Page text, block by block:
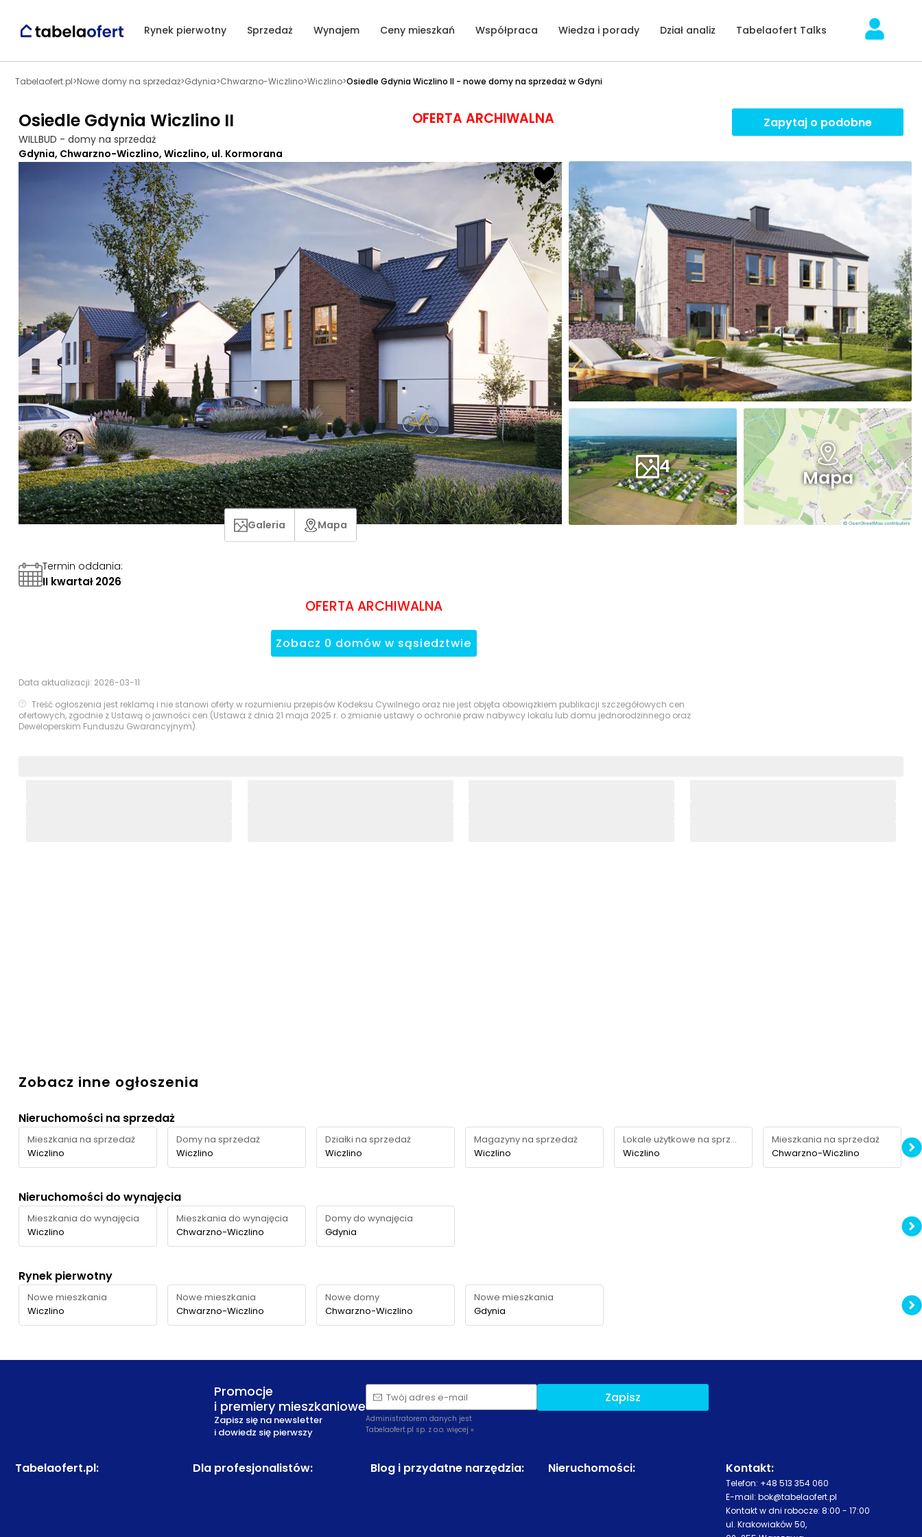
Rynek pierwotny Sprzedaż Wynajem Ceny mieszkań Współpraca Wiedza i porady Dział analiz Tabelaofert Talks
Tabelaofert.pl>Nowe domy na sprzedaż>Gdynia>Chwarzno-Wiczlino>Wiczlino>Osiedle Gdynia Wiczlino II - nowe domy na sprzedaż w Gdyni
Osiedle Gdynia Wiczlino II
WILLBUD - domy na sprzedaż
OFERTA ARCHIWALNA Zapytaj o podobne
Gdynia, Chwarzno-Wiczlino, Wiczlino, ul. Kormorana
4 Mapa
Galeria Mapa
Termin oddania:
II kwartał 2026
OFERTA ARCHIWALNA
Zobacz 0 domów w sąsiedztwie
Data aktualizacji: 2026-03-11
Treść ogłoszenia jest reklamą i nie stanowi oferty w rozumieniu przepisów Kodeksu Cywilnego oraz nie jest objęta obowiązkiem publikacji szczegółowych cen
ofertowych, zgodnie z Ustawą o jawności cen (Ustawa z dnia 21 maja 2025 r. o zmianie ustawy o ochronie praw nabywcy lokalu lub domu jednorodzinnego oraz
Deweloperskim Funduszu Gwarancyjnym).
Zobacz inne ogłoszenia
Nieruchomości na sprzedaż
Mieszkania na sprzedaż
Wiczlino
Domy na sprzedaż
Wiczlino
Działki na sprzedaż
Wiczlino
Magazyny na sprzedaż
Wiczlino
Lokale użytkowe na sprzedaż
Wiczlino
Mieszkania na sprzedaż
Chwarzno-Wiczlino
Nieruchomości do wynajęcia
Mieszkania do wynajęcia
Wiczlino
Mieszkania do wynajęcia
Chwarzno-Wiczlino
Domy do wynajęcia
Gdynia
Rynek pierwotny
Nowe mieszkania
Wiczlino
Nowe mieszkania
Chwarzno-Wiczlino
Nowe domy
Chwarzno-Wiczlino
Nowe mieszkania
Gdynia
Promocje
i premiery mieszkaniowe
Zapisz się na newsletter
i dowiedz się pierwszy
Twój adres e-mail
Administratorem danych jest
Tabelaofert.pl sp. z o.o. więcej »
Zapisz
Tabelaofert.pl: Dla profesjonalistów: Blog i przydatne narzędzia: Nieruchomości: Kontakt:
Telefon: +48 513 354 060
E-mail: bok@tabelaofert.pl
Kontakt w dni robocze: 8:00 - 17:00
ul. Krakowiaków 50,